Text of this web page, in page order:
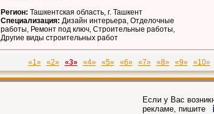
Регион: Ташкентская область, г. Ташкент
Специализация: Дизайн интерьера, Отделочные
работы, Ремонт под ключ, Строительные работы,
Другие виды строительных работ
«1» «2» «3» «4» «5» «6» «7» «8» «9» «10»
Если у Вас
рекламе, пишите